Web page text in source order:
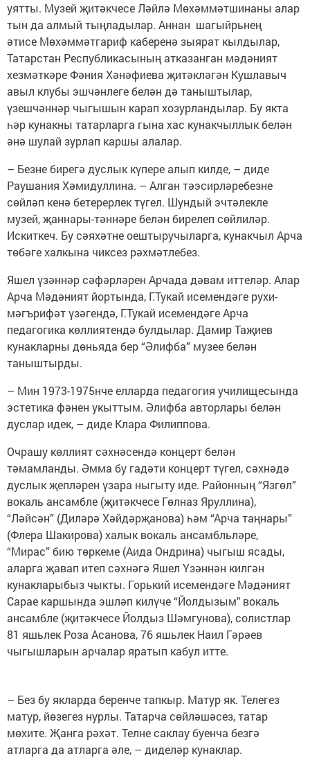
уятты. Музей җитәкчесе Ләйлә Мөхәммәтшинаны алар
тын да алмый тыңладылар. Аннан шагыйрьнең
әтисе Мөхәммәтгариф каберенә зыярат кылдылар,
Татарстан Республикасының атказанган мәдәният
хезмәткәре Фәния Хәнәфиева җитәкләгән Кушлавыч
авыл клубы эшчәнлеге белән дә таныштылар,
үзешчәннәр чыгышын карап хозурландылар. Бу якта
һәр кунакны татарларга гына хас кунакчыллык белән
әнә шулай зурлап каршы алалар.
– Безне бирегә дуслык күпере алып килде, – диде
Раушания Хәмидуллина. – Алган тәэсирләребезне
сөйләп кенә бетерерлек түгел. Шундый эчтәлекле
музей, җаннары-тәннәре белән бирелеп сөйлиләр.
Искиткеч. Бу сәяхәтне оештыручыларга, кунакчыл Арча
төбәге халкына чиксез рәхмәтлебез.
Яшел үзәннәр сәфәрләрен Арчада дәвам иттеләр. Алар
Арча Мәдәният йортында, Г.Тукай исемендәге рухи-
мәгърифәт үзәгендә, Г.Тукай исемендәге Арча
педагогика көллиятендә булдылар. Дамир Таҗиев
кунакларны дөньяда бер “Әлифба” музее белән
таныштырды.
– Мин 1973-1975нче елларда педагогия училищесында
эстетика фәнен укыттым. Әлифба авторлары белән
дуслар идек, – диде Клара Филиппова.
Очрашу көллият сәхнәсендә концерт белән
тәмамланды. Әмма бу гадәти концерт түгел, сәхнәдә
дуслык җепләрен үзара ныгыту иде. Районның “Язгөл”
вокаль ансамбле (җитәкчесе Гөлназ Яруллина),
“Ләйсән” (Диләрә Хәйдәрҗанова) һәм “Арча таңнары”
(Флера Шакирова) халык вокаль ансамбльләре,
“Мирас” бию төркеме (Аида Ондрина) чыгыш ясады,
аларга җавап итеп сәхнәгә Яшел Үзәннән килгән
кунакларыбыз чыкты. Горький исемендәге Мәдәният
Сарае каршында эшләп килүче “Йолдызым" вокаль
ансамбле (җитәкчесе Йолдыз Шәмгунова), солистлар
81 яшьлек Роза Асанова, 76 яшьлек Наил Гәрәев
чыгышларын арчалар яратып кабул итте.
– Без бу якларда беренче тапкыр. Матур як. Телегез
матур, йөзегез нурлы. Татарча сөйләшәсез, татар
мөхите. Җанга рәхәт. Телне саклау буенча безгә
атларга да атларга әле, – диделәр кунаклар.